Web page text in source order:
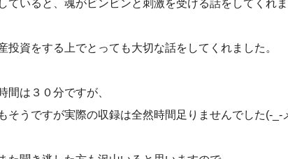
ていると、魂がビンビンと刺激を受ける話をしてくれま
投資をする上でとっても大切な話をしてくれました。
間は３０分ですが、
そうですが実際の収録は全然時間足りませんでした(-_-